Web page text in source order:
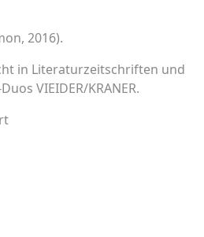
2016).
in Literaturzeitschriften und
VIEIDER/KRANER.